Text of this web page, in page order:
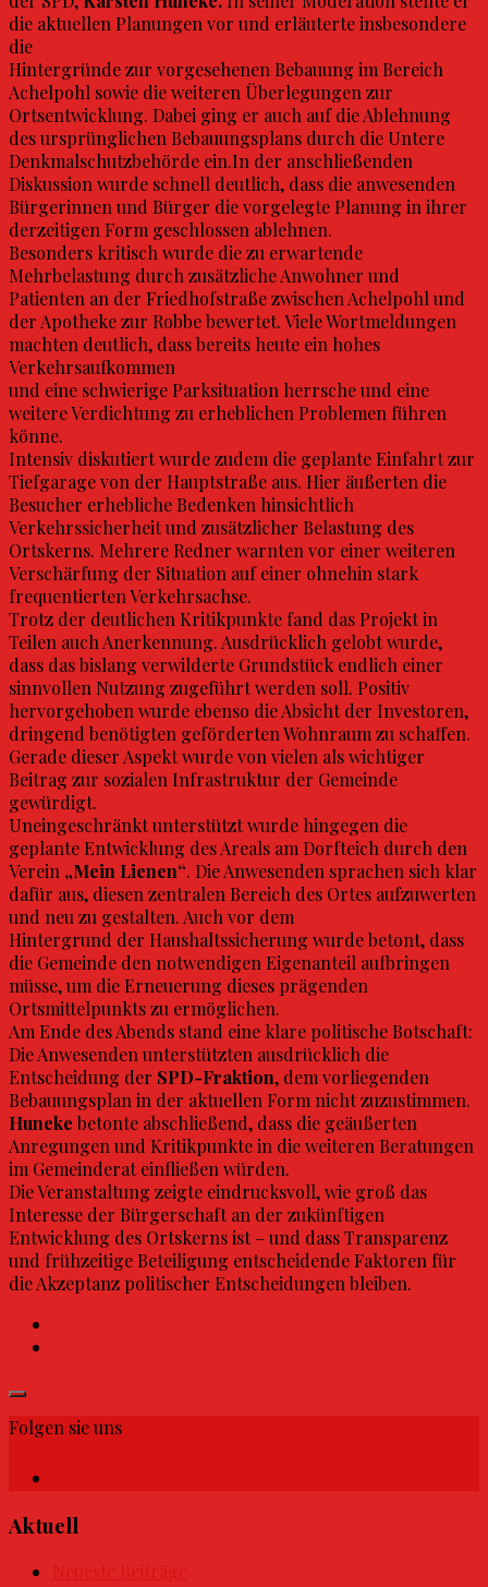
die aktuellen Planungen vor und erläuterte insbesondere
die
Hintergründe zur vorgesehenen Bebauung im Bereich
Achelpohl sowie die weiteren Überlegungen zur
Ortsentwicklung. Dabei ging er auch auf die Ablehnung
des ursprünglichen Bebauungsplans durch die Untere
Denkmalschutzbehörde ein.In der anschließenden
Diskussion wurde schnell deutlich, dass die anwesenden
Bürgerinnen und Bürger die vorgelegte Planung in ihrer
derzeitigen Form geschlossen ablehnen.
Besonders kritisch wurde die zu erwartende
Mehrbelastung durch zusätzliche Anwohner und
Patienten an der Friedhofstraße zwischen Achelpohl und
der Apotheke zur Robbe bewertet. Viele Wortmeldungen
machten deutlich, dass bereits heute ein hohes
Verkehrsaufkommen
und eine schwierige Parksituation herrsche und eine
weitere Verdichtung zu erheblichen Problemen führen
könne.
Intensiv diskutiert wurde zudem die geplante Einfahrt zur
Tiefgarage von der Hauptstraße aus. Hier äußerten die
Besucher erhebliche Bedenken hinsichtlich
Verkehrssicherheit und zusätzlicher Belastung des
Ortskerns. Mehrere Redner warnten vor einer weiteren
Verschärfung der Situation auf einer ohnehin stark
frequentierten Verkehrsachse.
Trotz der deutlichen Kritikpunkte fand das Projekt in
Teilen auch Anerkennung. Ausdrücklich gelobt wurde,
dass das bislang verwilderte Grundstück endlich einer
sinnvollen Nutzung zugeführt werden soll. Positiv
hervorgehoben wurde ebenso die Absicht der Investoren,
dringend benötigten geförderten Wohnraum zu schaffen.
Gerade dieser Aspekt wurde von vielen als wichtiger
Beitrag zur sozialen Infrastruktur der Gemeinde
gewürdigt.
Uneingeschränkt unterstützt wurde hingegen die
geplante Entwicklung des Areals am Dorfteich durch den
Verein „Mein Lienen“. Die Anwesenden sprachen sich klar
dafür aus, diesen zentralen Bereich des Ortes aufzuwerten
und neu zu gestalten. Auch vor dem
Hintergrund der Haushaltssicherung wurde betont, dass
die Gemeinde den notwendigen Eigenanteil aufbringen
müsse, um die Erneuerung dieses prägenden
Ortsmittelpunkts zu ermöglichen.
Am Ende des Abends stand eine klare politische Botschaft:
Die Anwesenden unterstützten ausdrücklich die
Entscheidung der SPD-Fraktion, dem vorliegenden
Bebauungsplan in der aktuellen Form nicht zuzustimmen.
Huneke betonte abschließend, dass die geäußerten
Anregungen und Kritikpunkte in die weiteren Beratungen
im Gemeinderat einfließen würden.
Die Veranstaltung zeigte eindrucksvoll, wie groß das
Interesse der Bürgerschaft an der zukünftigen
Entwicklung des Ortskerns ist – und dass Transparenz
und frühzeitige Beteiligung entscheidende Faktoren für
die Akzeptanz politischer Entscheidungen bleiben.
Folgen sie uns
Aktuell